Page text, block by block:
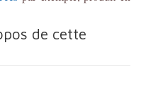
de cette